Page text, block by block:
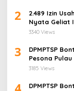
2
2.489 Izin
Nyata Geliat
3340 Views
3
DPMPTSP
Pesona Pulau
3185 Views
DPMPTSP